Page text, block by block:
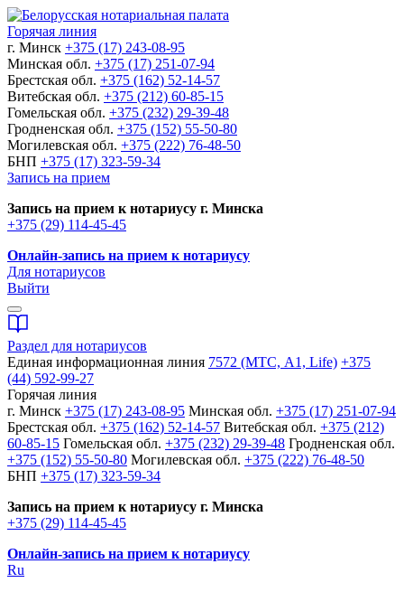
Горячая линия
г. Минск +375 (17) 243-08-95
Минская обл. +375 (17) 251-07-94
Брестская обл. +375 (162) 52-14-57
Витебская обл. +375 (212) 60-85-15
Гомельская обл. +375 (232) 29-39-48
Гродненская обл. +375 (152) 55-50-80
Могилевская обл. +375 (222) 76-48-50
БНП +375 (17) 323-59-34
Запись на прием
Запись на прием к нотариусу г. Минска
+375 (29) 114-45-45
Онлайн-запись на прием к нотариусу
Для нотариусов
Выйти
Раздел для нотариусов
Единая информационная линия 7572 (МТС, A1, Life) +375
(44) 592-99-27
Горячая линия
г. Минск +375 (17) 243-08-95 Минская обл. +375 (17) 251-07-94
Брестская обл. +375 (162) 52-14-57 Витебская обл. +375 (212)
60-85-15 Гомельская обл. +375 (232) 29-39-48 Гродненская обл.
+375 (152) 55-50-80 Могилевская обл. +375 (222) 76-48-50
БНП +375 (17) 323-59-34
Запись на прием к нотариусу г. Минска
+375 (29) 114-45-45
Онлайн-запись на прием к нотариусу
Ru